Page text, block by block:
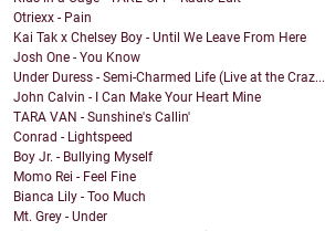
Otriexx - Pain
Kai Tak x Chelsey Boy - Until We Leave From Here
Josh One - You Know
Under Duress - Semi-Charmed Life (Live at the Craz...
John Calvin - I Can Make Your Heart Mine
TARA VAN - Sunshine's Callin'
Conrad - Lightspeed
Boy Jr. - Bullying Myself
Momo Rei - Feel Fine
Bianca Lily - Too Much
Mt. Grey - Under